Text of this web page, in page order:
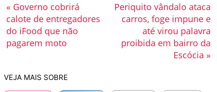
Periquito vândalo ataca
carros, foge impune e
até virou palavra
proibida em bairro da
Escócia »
« Governo cobrirá
calote de entregadores
do iFood que não
pagarem moto
VEJA MAIS SOBRE